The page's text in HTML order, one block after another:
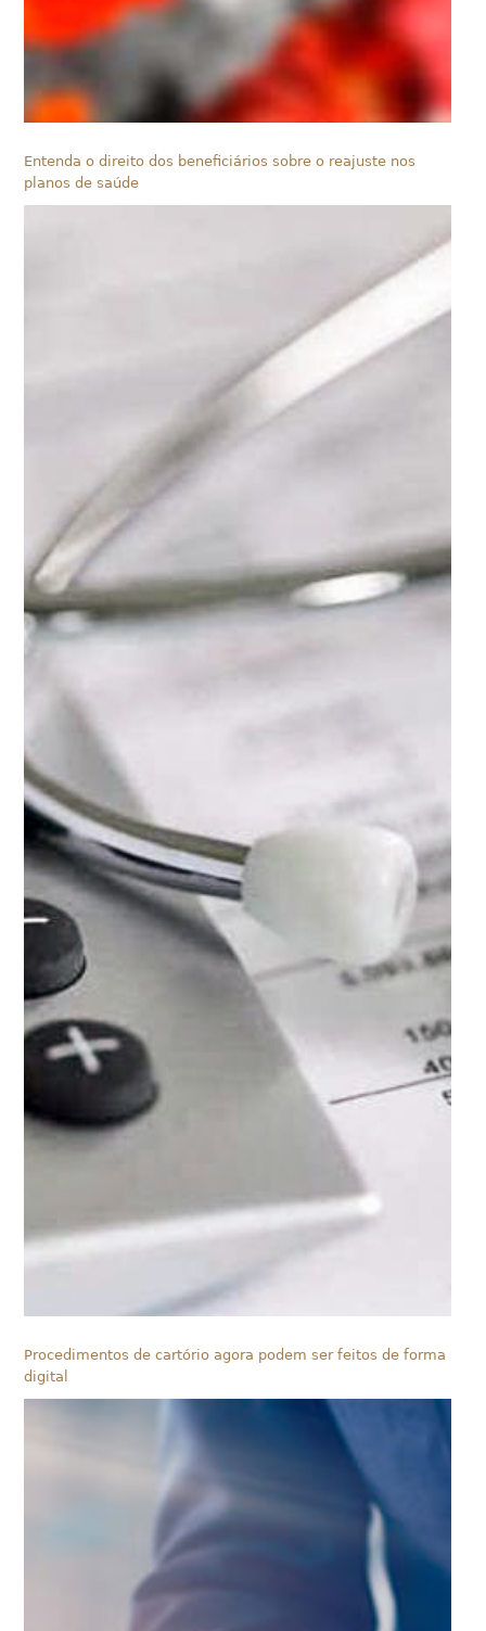
Entenda o direito dos beneficiários sobre o reajuste nos
planos de saúde
Procedimentos de cartório agora podem ser feitos de forma
digital